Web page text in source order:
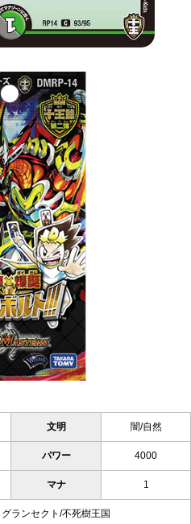
文明 闇/自然
パワー 4000
マナ 1
グランセクト/不死樹王国